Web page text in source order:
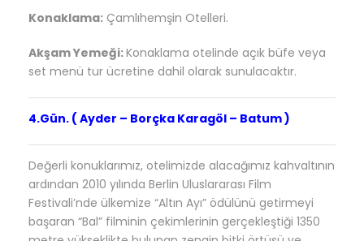
Konaklama: Çamlıhemşin Otelleri.
Akşam Yemeği:Konaklama otelinde açık büfe veya
set menü tur ücretine dahil olarak sunulacaktır.
4.Gün. ( Ayder – Borçka Karagöl – Batum )
Değerli konuklarımız, otelimizde alacağımız kahvaltının
ardından 2010 yılında Berlin Uluslararası Film
Festivali’nde ülkemize “Altın Ayı” ödülünü getirmeyi
başaran “Bal” filminin çekimlerinin gerçekleştiği 1350